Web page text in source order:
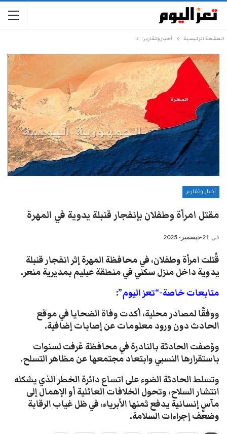
الصفحة الرئيسية أخبار وتقارير
أخبار وتقارير
مقتل امرأة وطفلان بإنفجار قنبلة يدوية في المهرة
في 21-ديسمبر- 2025
قُتلت امرأة وطفلان، في محافظة المهرة إثر انفجار قنبلة
يدوية داخل منزل سكني في منطقة عبليم بمديرية منعر.
متابعات خاصة-“تعز اليوم”:
ووفقًا لمصادر محلية، أكدت وفاة الضحايا في موقع
الحادث دون ورود معلومات عن إصابات إضافية.
ووُصفت الحادثة بالنادرة في محافظة عُرفت لسنوات
باستقرارها النسبي وابتعاد مجتمعها عن مظاهر التسلح.
وتسلط الحادثة الضوء على اتساع دائرة الخطر الذي يشكله
انتشار السلاح، وتحول الخلافات العائلية أو الإهمال إلى
مآسٍ إنسانية يدفع ثمنها الأبرياء، في ظل غياب الرقابة
وضعف إجراءات السلامة.